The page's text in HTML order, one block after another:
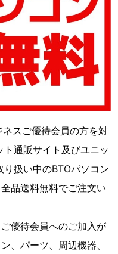
スご優待会員の方を対
通販サイト及びユニッ
り扱い中のBTOパソコン
品送料無料でご注文い
優待会員へのご加入が
、パーツ、周辺機器、